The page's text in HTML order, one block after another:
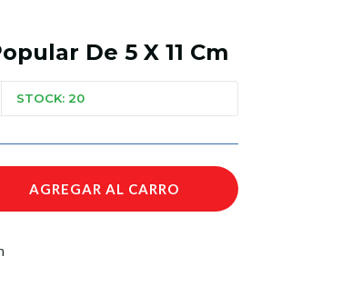
De 5 X 11 Cm
STOCK: 20
AGREGAR AL CARRO